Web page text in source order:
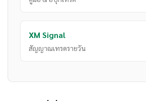
XM Signal
สัญญาณเทรดรายวัน